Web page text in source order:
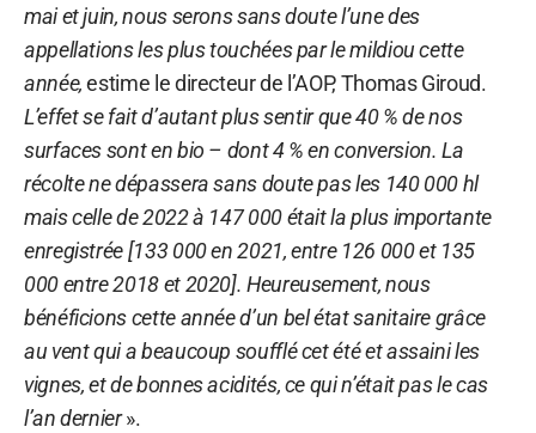
mai et juin, nous serons sans doute l’une des
appellations les plus touchées par le mildiou cette
année,estime le directeur de l’AOP, Thomas Giroud.
L’effet se fait d’autant plus sentir que 40 % de nos
surfaces sont en bio – dont 4 % en conversion. La
récolte ne dépassera sans doute pas les 140 000 hl
mais celle de 2022 à 147 000 était la plus importante
enregistrée [133 000 en 2021, entre 126 000 et 135
000 entre 2018 et 2020]. Heureusement, nous
bénéficions cette année d’un bel état sanitaire grâce
au vent qui a beaucoup soufflé cet été et assaini les
vignes, et de bonnes acidités, ce qui n’était pas le cas
l’an dernier».